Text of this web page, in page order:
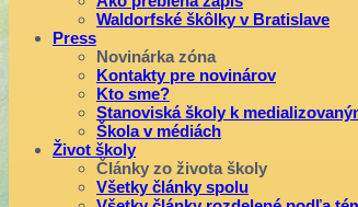
Waldorfské škôlky v Bratislave
Press
Novinárka zóna
Kontakty pre novinárov
Kto sme?
Stanoviská školy k
Škola v médiách
Život školy
Články zo života školy
Všetky články spolu